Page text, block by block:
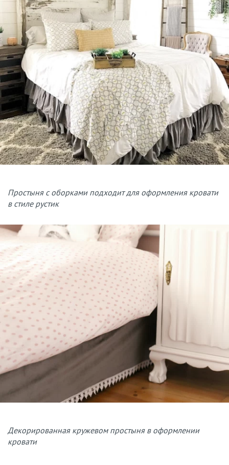
Простыня с оборками подходит для оформления кровати
в стиле рустик
Декорированная кружевом простыня в оформлении
кровати